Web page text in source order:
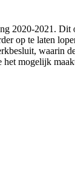
2020-2021.
op te laten
waarin
mogelijk